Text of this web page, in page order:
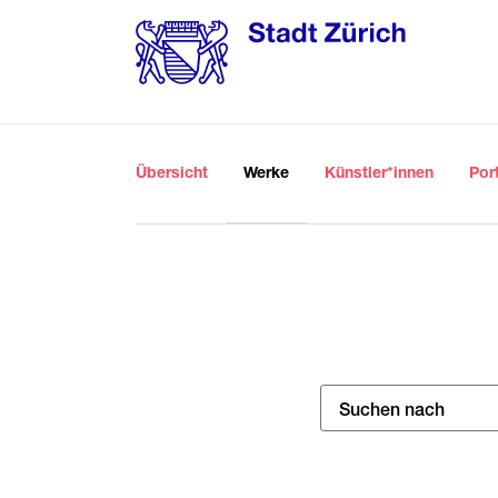
Übersicht Werke Künstler*innen